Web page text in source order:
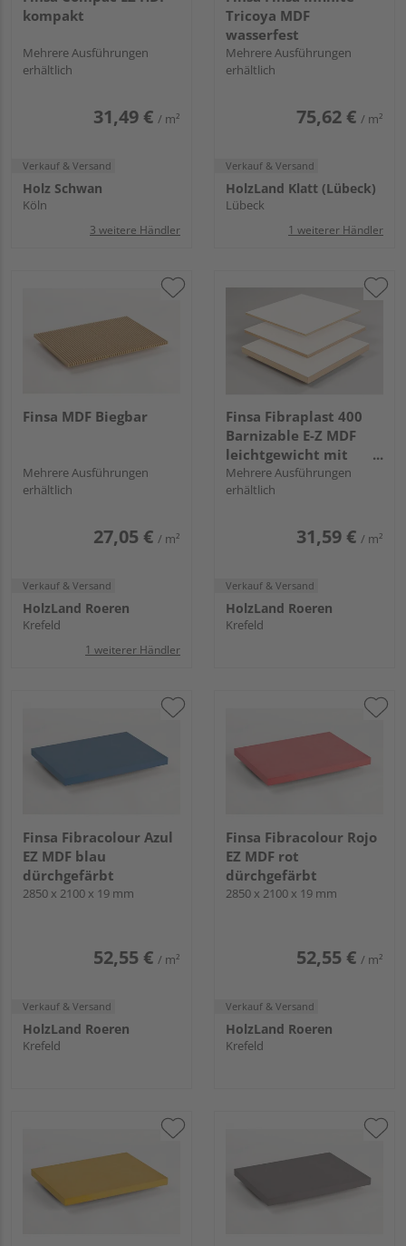
kompakt
Mehrere Ausführungen
erhältlich
31,49 € / m²
Verkauf & Versand
Holz Schwan
Köln
3 weitere Händler
Tricoya MDF
wasserfest
Mehrere Ausführungen
erhältlich
75,62 € / m²
Verkauf & Versand
HolzLand Klatt (Lübeck)
Lübeck
1 weiterer Händler
Finsa MDF Biegbar
Mehrere Ausführungen
erhältlich
27,05 € / m²
Verkauf & Versand
HolzLand Roeren
Krefeld
1 weiterer Händler
Finsa Fibraplast 400
Barnizable E-Z MDF
leichtgewicht mit
Grundierfolie
Mehrere Ausführungen
erhältlich
31,59 € / m²
Verkauf & Versand
HolzLand Roeren
Krefeld
Finsa Fibracolour Azul
EZ MDF blau
dürchgefärbt
2850 x 2100 x 19 mm
52,55 € / m²
Verkauf & Versand
HolzLand Roeren
Krefeld
Finsa Fibracolour Rojo
EZ MDF rot
dürchgefärbt
2850 x 2100 x 19 mm
52,55 € / m²
Verkauf & Versand
HolzLand Roeren
Krefeld